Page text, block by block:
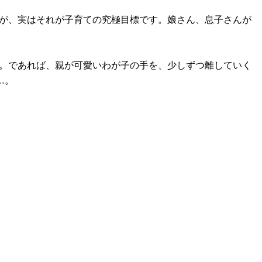
、実はそれが子育ての究極目標です。娘さん、息子さんが
あれば、親が可愛いわが子の手を、少しずつ離していく